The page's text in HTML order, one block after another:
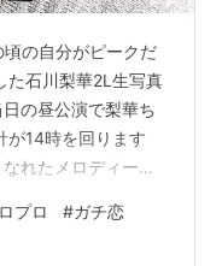
のちゃんちゃか★チャー
モーニング娘。」から卒
ニ。」に参加。
の自分がピークだ
た石川梨華2L生写真
日の昼公演で梨華ち
が14時を回ります
れたメロディーが
りと、笑顔を浮か
ちゃんは、大人っ
プロ #ガチ恋